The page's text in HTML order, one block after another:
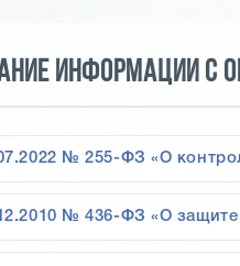
информации с
№ 255-ФЗ «О
№ 436-ФЗ «О